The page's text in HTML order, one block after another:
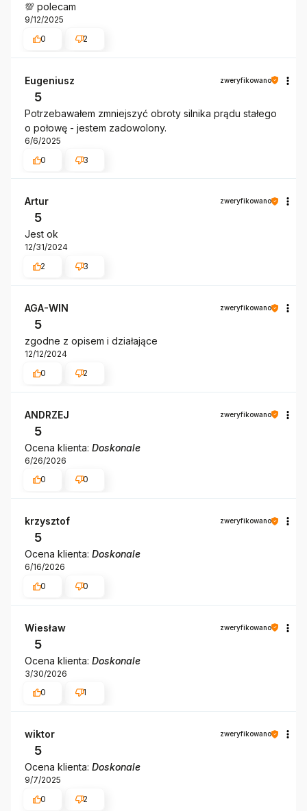
💯 polecam
9/12/2025
0
2
Eugeniusz zweryfikowano
5
Potrzebawałem zmniejszyć obroty silnika prądu stałego
o połowę - jestem zadowolony.
6/6/2025
0
3
Artur zweryfikowano
5
Jest ok
12/31/2024
2
3
AGA-WIN zweryfikowano
5
zgodne z opisem i działające
12/12/2024
0
2
ANDRZEJ zweryfikowano
5
Ocena klienta: Doskonale
6/26/2026
0
0
krzysztof zweryfikowano
5
Ocena klienta: Doskonale
6/16/2026
0
0
Wiesław zweryfikowano
5
Ocena klienta: Doskonale
3/30/2026
0
1
wiktor zweryfikowano
5
Ocena klienta: Doskonale
9/7/2025
0
2